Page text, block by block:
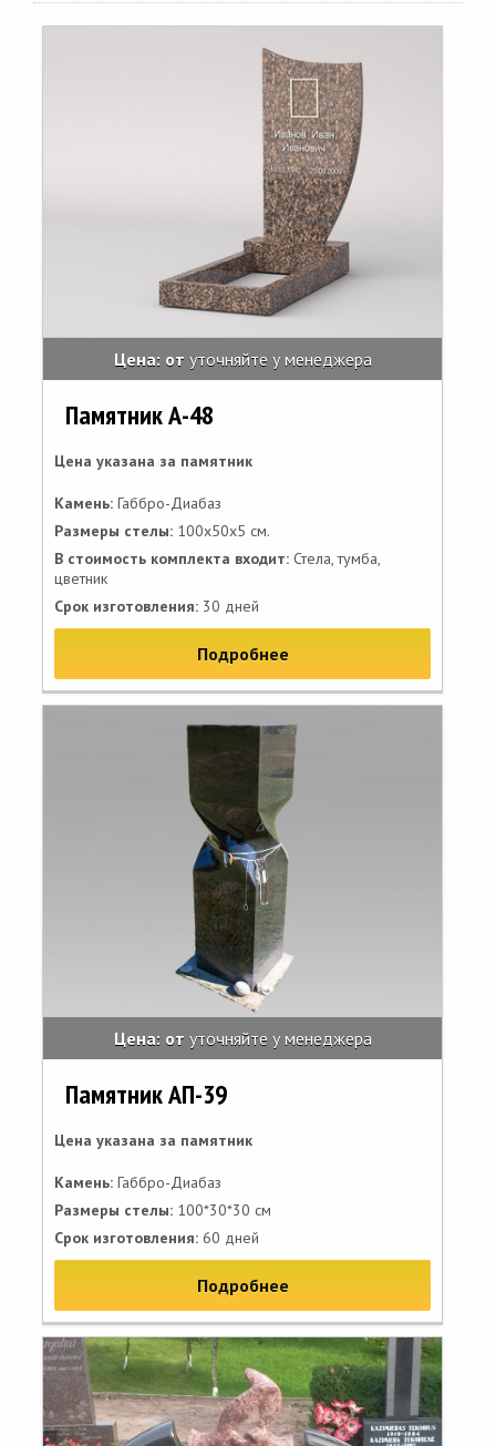
Цена: от уточняйте у менеджера
Памятник А-48
Цена указана за памятник
Камень: Габбро-Диабаз
Размеры стелы: 100х50х5 см.
В стоимость комплекта входит: Стела, тумба,
цветник
Срок изготовления: 30 дней
Подробнее
Цена: от уточняйте у менеджера
Памятник АП-39
Цена указана за памятник
Камень: Габбро-Диабаз
Размеры стелы: 100*30*30 см
Срок изготовления: 60 дней
Подробнее